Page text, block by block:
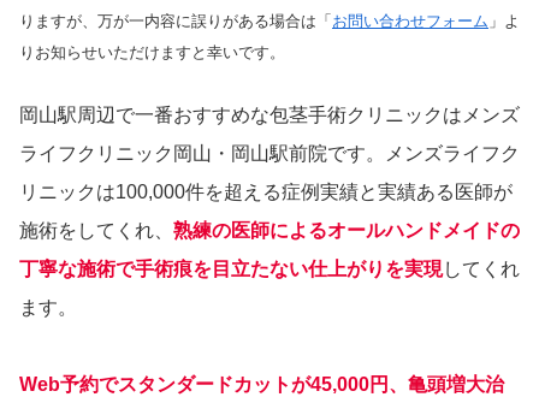
りますが、万が一内容に誤りがある場合は「お問い合わせフォーム 」よ
りお知らせいただけますと幸いです。
岡山駅周辺で一番おすすめな包茎手術クリニックはメンズ
ライフクリニック岡山・岡山駅前院です。メンズライフク
リニックは100,000件を超える症例実績と実績ある医師が
施術をしてくれ、 熟練の医師によるオールハンドメイドの
丁寧な施術で手術痕を目立たない仕上がりを実現してくれ
ます。
Web予約でスタンダードカットが45,000円、亀頭増大治